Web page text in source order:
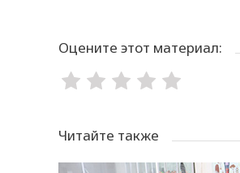
Оцените этот материал:
Читайте также